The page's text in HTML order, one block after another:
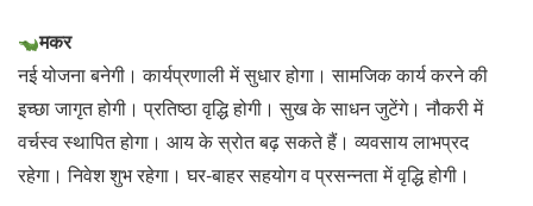
मकर
नई योजना बनेगी। कार्यप्रणाली में सुधार होगा। सामजिक कार्य करने की
इच्छा जागृत होगी। प्रतिष्ठा वृद्धि होगी। सुख के साधन जुटेंगे। नौकरी में
वर्चस्व स्थापित होगा। आय के स्रोत बढ़ सकते हैं। व्यवसाय लाभप्रद
रहेगा। निवेश शुभ रहेगा। घर-बाहर सहयोग व प्रसन्नता में वृद्धि होगी।